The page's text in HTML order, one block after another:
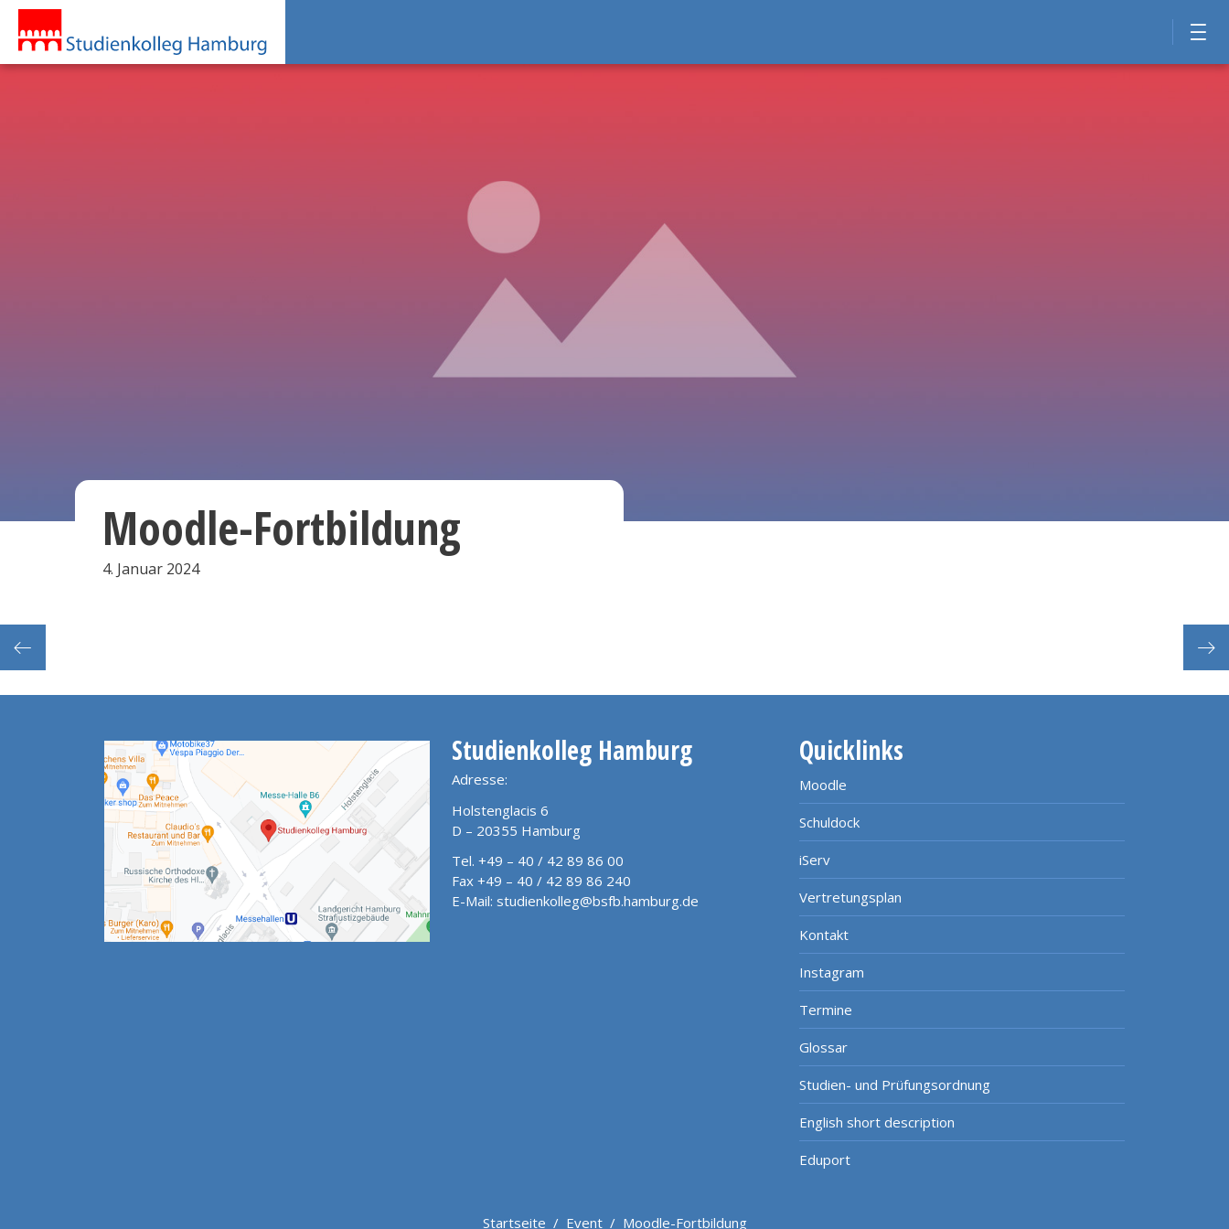
Moodle-Fortbildung
4. Januar 2024
Studienkolleg Hamburg
Adresse:
Holstenglacis 6
D – 20355 Hamburg
Tel. +49 – 40 / 42 89 86 00
Fax +49 – 40 / 42 89 86 240
E-Mail: studienkolleg@bsfb.hamburg.de
Quicklinks
Moodle
Schuldock
iServ
Vertretungsplan
Kontakt
Instagram
Termine
Glossar
Studien- und Prüfungsordnung
English short description
Eduport
Startseite / Event/ Moodle-Fortbildung